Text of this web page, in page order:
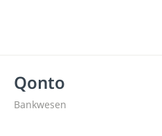
Qonto
Bankwesen